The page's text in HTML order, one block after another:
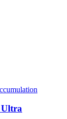
Ultra